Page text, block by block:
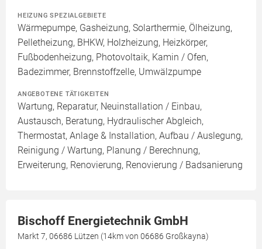
HEIZUNG SPEZIALGEBIETE
Wärmepumpe, Gasheizung, Solarthermie, Ölheizung,
Pelletheizung, BHKW, Holzheizung, Heizkörper,
Fußbodenheizung, Photovoltaik, Kamin / Ofen,
Badezimmer, Brennstoffzelle, Umwälzpumpe
ANGEBOTENE TÄTIGKEITEN
Wartung, Reparatur, Neuinstallation / Einbau,
Austausch, Beratung, Hydraulischer Abgleich,
Thermostat, Anlage & Installation, Aufbau / Auslegung,
Reinigung / Wartung, Planung / Berechnung,
Erweiterung, Renovierung, Renovierung / Badsanierung
Bischoff Energietechnik GmbH
Markt 7, 06686 Lützen (14km von 06686 Großkayna)